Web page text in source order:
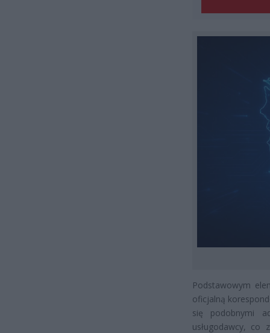
Podstawowym
oficjalną
się podobnymi
usługodawcy, co